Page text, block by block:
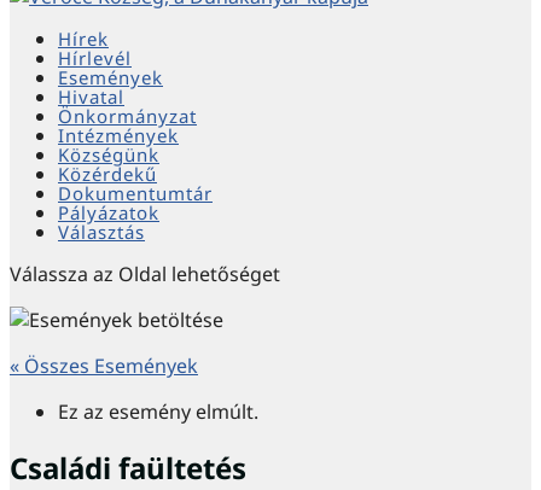
Hírek
Hírlevél
Események
Hivatal
Önkormányzat
Intézmények
Községünk
Közérdekű
Dokumentumtár
Pályázatok
Választás
Válassza az Oldal lehetőséget
« Összes Események
Ez az esemény elmúlt.
Családi faültetés